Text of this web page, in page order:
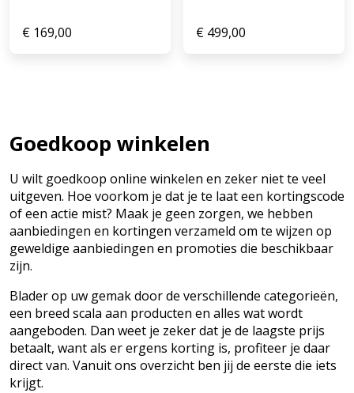
€ 169,00 € 499,00
Goedkoop winkelen
U wilt goedkoop online winkelen en zeker niet te veel
uitgeven. Hoe voorkom je dat je te laat een kortingscode
of een actie mist? Maak je geen zorgen, we hebben
aanbiedingen en kortingen verzameld om te wijzen op
geweldige aanbiedingen en promoties die beschikbaar
zijn.
Blader op uw gemak door de verschillende categorieën,
een breed scala aan producten en alles wat wordt
aangeboden. Dan weet je zeker dat je de laagste prijs
betaalt, want als er ergens korting is, profiteer je daar
direct van. Vanuit ons overzicht ben jij de eerste die iets
krijgt.